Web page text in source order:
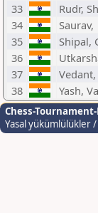
33
Rudr,
34
Saurav,
35
Shipal,
36
37
38
Yash,
Chess-
Yasal yükümlülükler /